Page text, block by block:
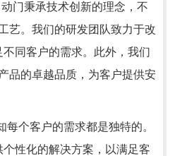
门秉承技术创新的理念，不
艺。我们的研发团队致力于改
同客户的需求。此外，我们
品的卓越品质，为客户提供安
个客户的需求都是独特的。
性化的解决方案，以满足客